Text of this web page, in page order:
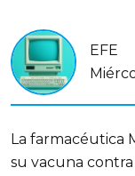
EFE
La farmacéutica
su vacuna